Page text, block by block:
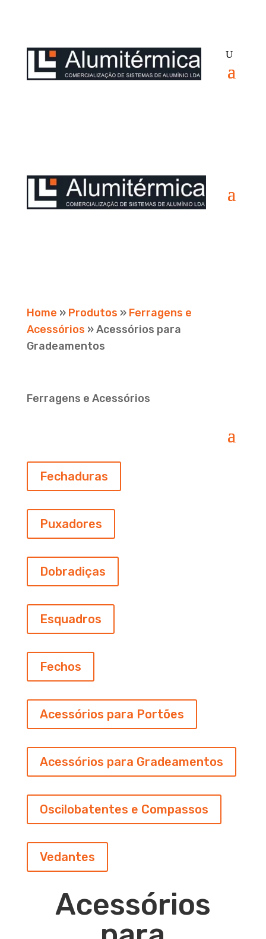
Home » Produtos » Ferragens e
Acessórios »Acessórios para
Gradeamentos
Ferragens e Acessórios
Fechaduras
Puxadores
Dobradiças
Esquadros
Fechos
Acessórios para Portões
Acessórios para Gradeamentos
Oscilobatentes e Compassos
Vedantes
Acessórios